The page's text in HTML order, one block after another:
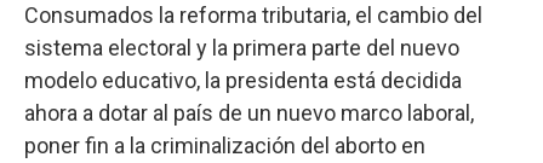
Consumados la reforma tributaria, el cambio del
sistema electoral y la primera parte del nuevo
modelo educativo, la presidenta está decidida
ahora a dotar al país de un nuevo marco laboral,
poner fin a la criminalización del aborto en